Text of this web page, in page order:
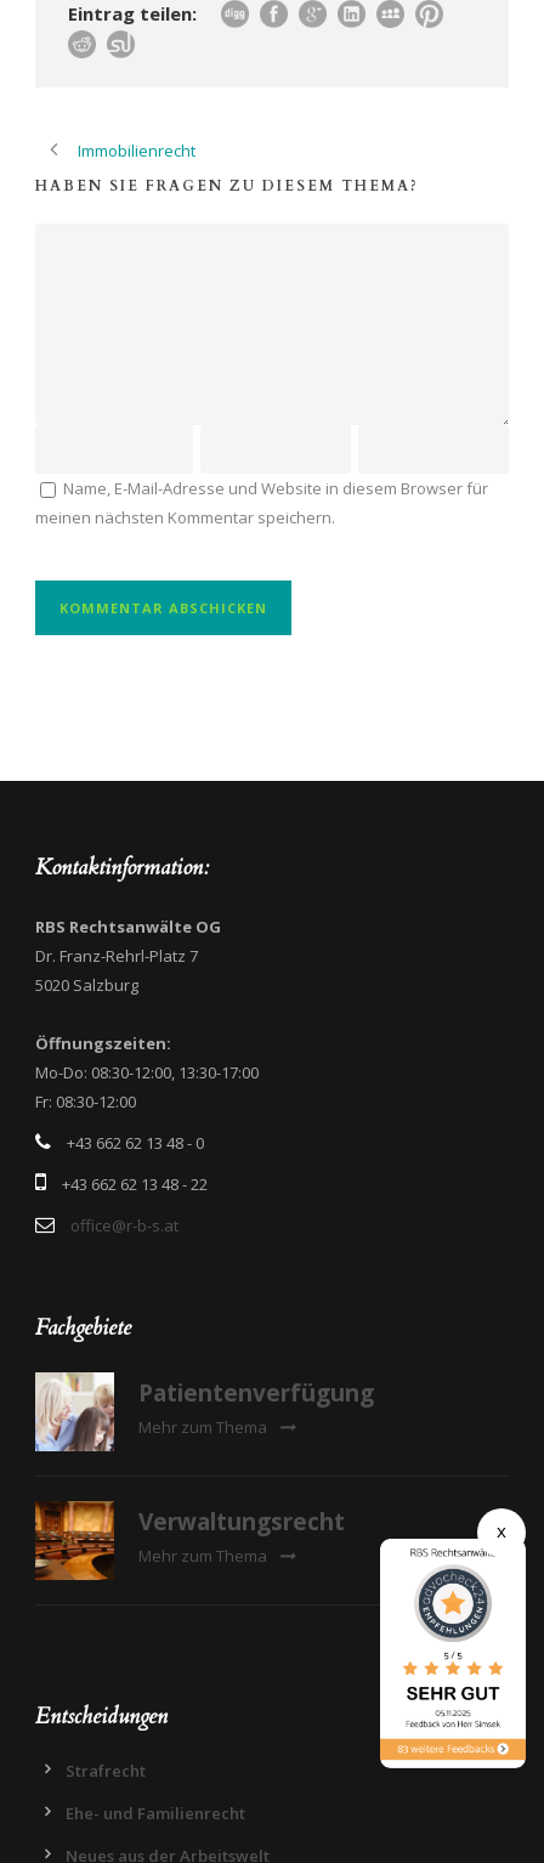
x
Eintrag teilen:
Immobilienrecht
HABEN SIE FRAGEN ZU DIESEM THEMA?
Name, E-Mail-Adresse und Website in diesem Browser für
meinen nächsten Kommentar speichern.
Kontaktinformation:
RBS Rechtsanwälte OG
Dr. Franz-Rehrl-Platz 7
5020 Salzburg
Öffnungszeiten:
Mo-Do: 08:30-12:00, 13:30-17:00
Fr: 08:30-12:00
+43 662 62 13 48 - 0
+43 662 62 13 48 - 22
office@r-b-s.at
Fachgebiete
Patientenverfügung
Mehr zum Thema
Verwaltungsrecht
Mehr zum Thema
Entscheidungen
Strafrecht
Ehe- und Familienrecht
Neues aus der Arbeitswelt